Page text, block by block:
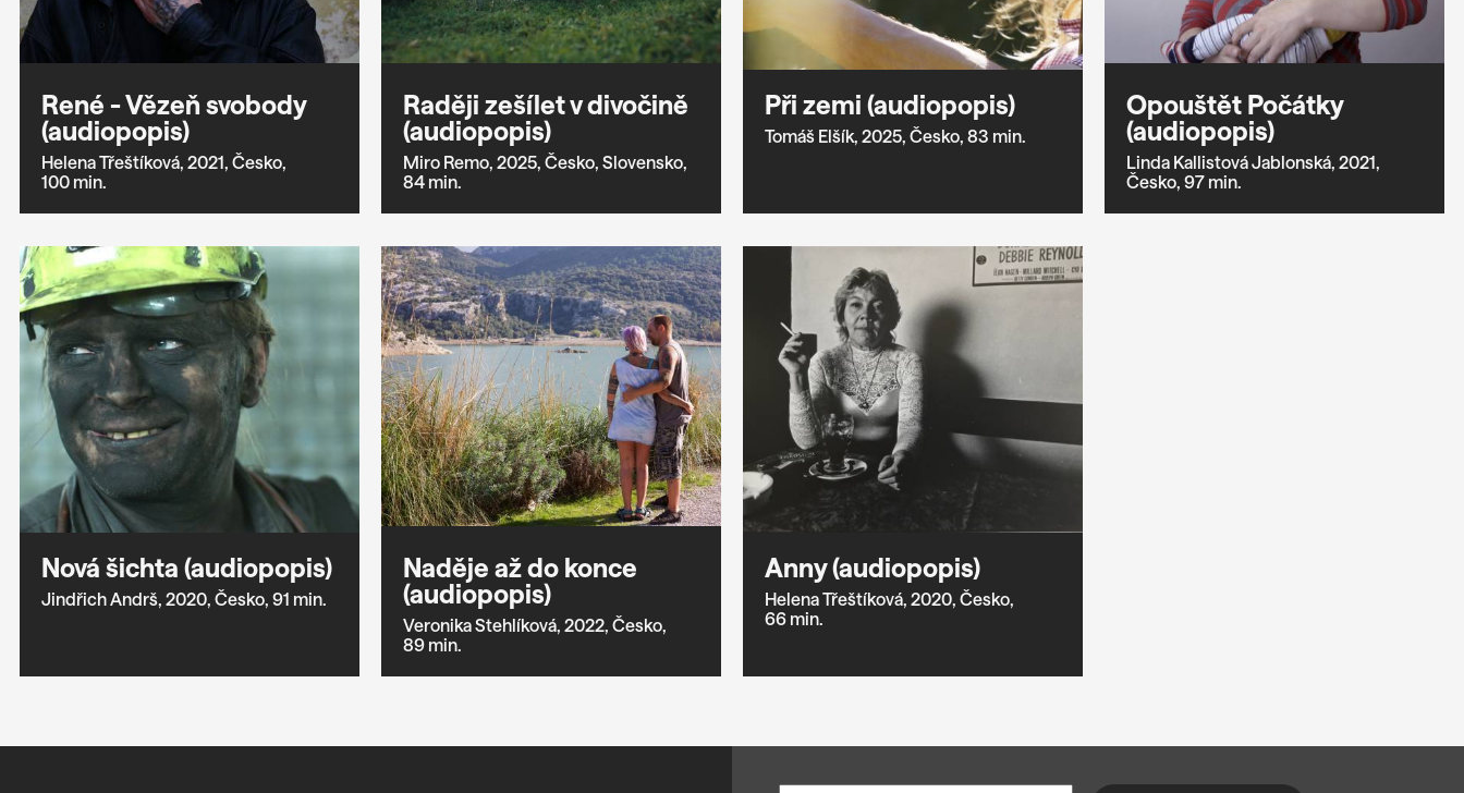
René - Vězeň svobody
(audiopopis)
Helena Třeštíková, 2021, Česko,
100 min.
Raději zešílet v divočině
(audiopopis)
Miro Remo, 2025, Česko, Slovensko,
84 min.
Při zemi (audiopopis)
Tomáš Elšík, 2025, Česko, 83 min.
Opouštět Počátky
(audiopopis)
Linda Kallistová Jablonská, 2021,
Česko, 97 min.
Nová šichta (audiopopis)
Jindřich Andrš, 2020, Česko, 91 min.
Naděje až do konce
(audiopopis)
Veronika Stehlíková, 2022, Česko,
89 min.
Anny (audiopopis)
Helena Třeštíková, 2020, Česko,
66 min.